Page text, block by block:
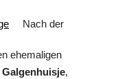
Nach der
ehemaligen
Galgenhuisje,